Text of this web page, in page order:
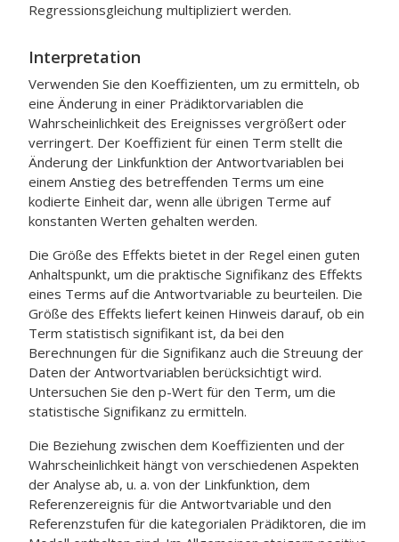
Regressionsgleichung multipliziert werden.
Interpretation
Verwenden Sie den Koeffizienten, um zu ermitteln, ob
eine Änderung in einer Prädiktorvariablen die
Wahrscheinlichkeit des Ereignisses vergrößert oder
verringert. Der Koeffizient für einen Term stellt die
Änderung der Linkfunktion der Antwortvariablen bei
einem Anstieg des betreffenden Terms um eine
kodierte Einheit dar, wenn alle übrigen Terme auf
konstanten Werten gehalten werden.
Die Größe des Effekts bietet in der Regel einen guten
Anhaltspunkt, um die praktische Signifikanz des Effekts
eines Terms auf die Antwortvariable zu beurteilen. Die
Größe des Effekts liefert keinen Hinweis darauf, ob ein
Term statistisch signifikant ist, da bei den
Berechnungen für die Signifikanz auch die Streuung der
Daten der Antwortvariablen berücksichtigt wird.
Untersuchen Sie den p-Wert für den Term, um die
statistische Signifikanz zu ermitteln.
Die Beziehung zwischen dem Koeffizienten und der
Wahrscheinlichkeit hängt von verschiedenen Aspekten
der Analyse ab, u. a. von der Linkfunktion, dem
Referenzereignis für die Antwortvariable und den
Referenzstufen für die kategorialen Prädiktoren, die im